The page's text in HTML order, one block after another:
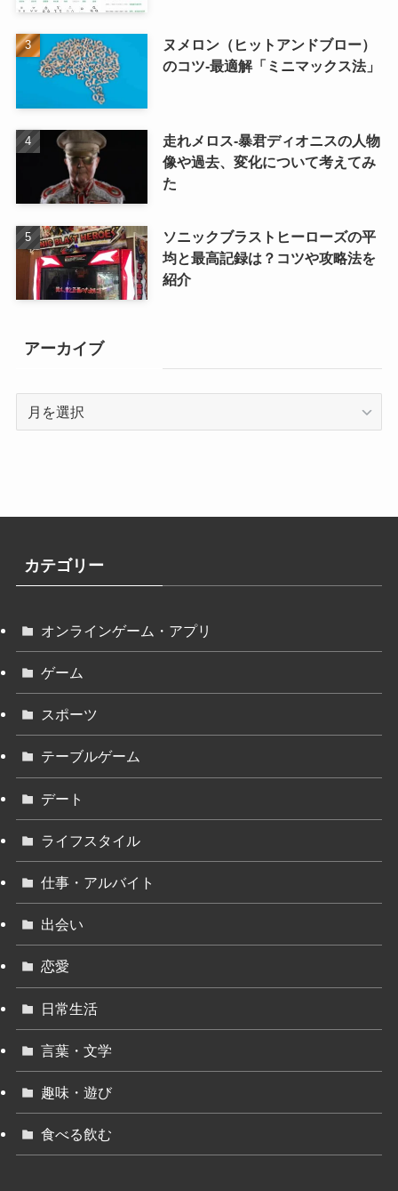
ヌメロン（ヒットアンドブロー）
のコツ-最適解「ミニマックス法」
走れメロス‐暴君ディオニスの人物
像や過去、変化について考えてみ
た
ソニックブラストヒーローズの平
均と最高記録は？コツや攻略法を
紹介
アーカイブ
カテゴリー
オンラインゲーム・アプリ
ゲーム
スポーツ
テーブルゲーム
デート
ライフスタイル
仕事・アルバイト
出会い
恋愛
日常生活
言葉・文学
趣味・遊び
食べる飲む